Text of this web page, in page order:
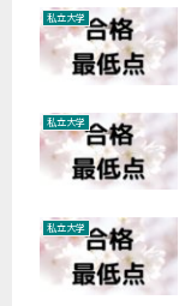
私立大学
私立大学
私立大学